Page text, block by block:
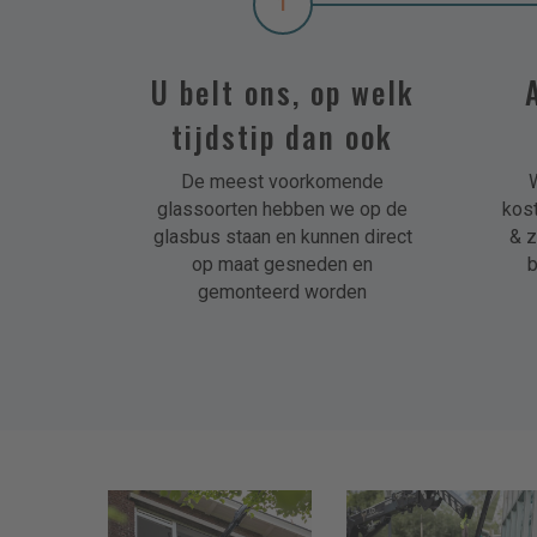
U belt ons, op welk
tijdstip dan ook
De meest voorkomende
glassoorten hebben we op de
glasbus staan en kunnen direct
op maat gesneden en
gemonteerd worden
&
riboglas-
delft-
riboglas-
delft-